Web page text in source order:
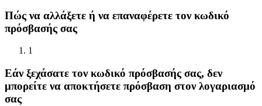
Πώς να αλλάξετε ή να επαναφέρετε τον κωδικό
πρόσβασής σας
1
Εάν ξεχάσατε τον κωδικό πρόσβασής σας, δεν
μπορείτε να αποκτήσετε πρόσβαση στον λογαριασμό
σας